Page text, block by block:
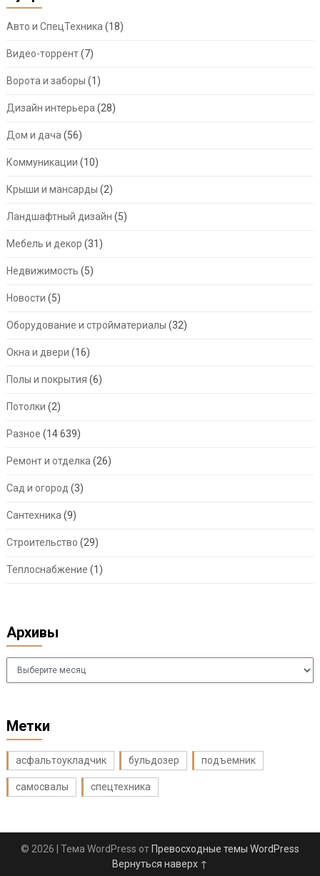
Авто и СпецТехника (18)
Видео-торрент(7)
Ворота и заборы (1)
Дизайн интерьера (28)
Дом и дача (56)
Коммуникации (10)
Крыши и мансарды (2)
Ландшафтный дизайн (5)
Мебель и декор (31)
Недвижимость (5)
Новости (5)
Оборудование и стройматериалы (32)
Окна и двери (16)
Полы и покрытия (6)
Потолки (2)
Разное (14 639)
Ремонт и отделка (26)
Сад и огород (3)
Сантехника (9)
Строительство (29)
Теплоснабжение (1)
Архивы
Архивы
Метки
асфальтоукладчик бульдозер подъемник
самосвалы спецтехника
© 2026 | Тема WordPress от Превосходные темы WordPress
Вернуться наверх ↑